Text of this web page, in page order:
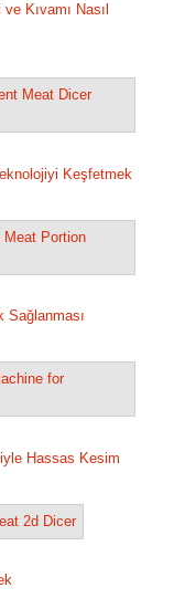
Kıvamı Nasıl
Keşfetmek
Hassas Kesim